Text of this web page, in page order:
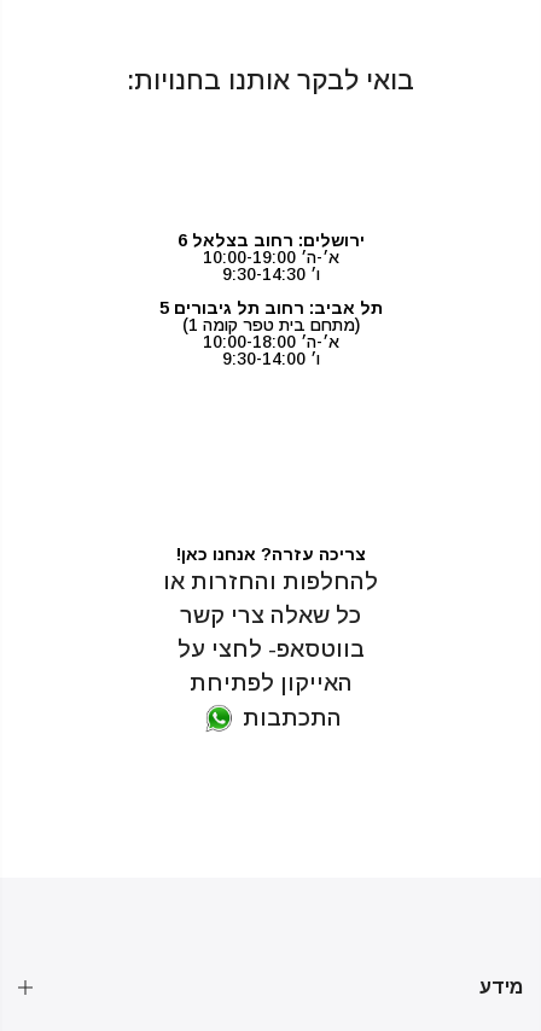
בואי לבקר אותנו בחנויות:
ירושלים: רחוב בצלאל 6
א׳-ה׳ 10:00-19:00
ו׳ 9:30-14:30
תל אביב: רחוב תל גיבורים 5
(מתחם בית טפר קומה 1)
א׳-ה׳ 10:00-18:00
ו׳ 9:30-14:00
צריכה עזרה? אנחנו כאן!
להחלפות והחזרות או
כל שאלה צרי קשר
בווטסאפ- לחצי על
האייקון לפתיחת
התכתבות
מידע